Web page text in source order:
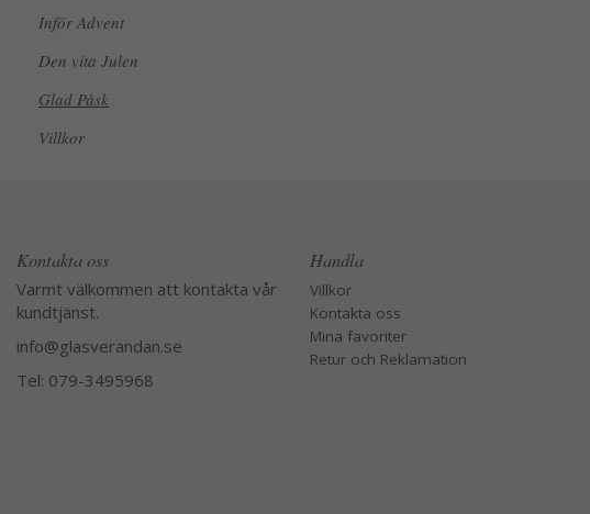
Inför Advent
Den vita Julen
Glad Påsk
Villkor
Kontakta oss
Varmt välkommen att kontakta vår
kundtjänst.
info@glasverandan.se
Tel: 079-3495968
Handla
Villkor
Kontakta oss
Mina favoriter
Retur och Reklamation